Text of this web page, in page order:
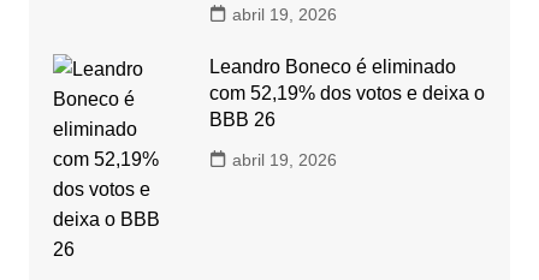
abril 19, 2026
Leandro Boneco é eliminado
com 52,19% dos votos e deixa o
BBB 26
abril 19, 2026